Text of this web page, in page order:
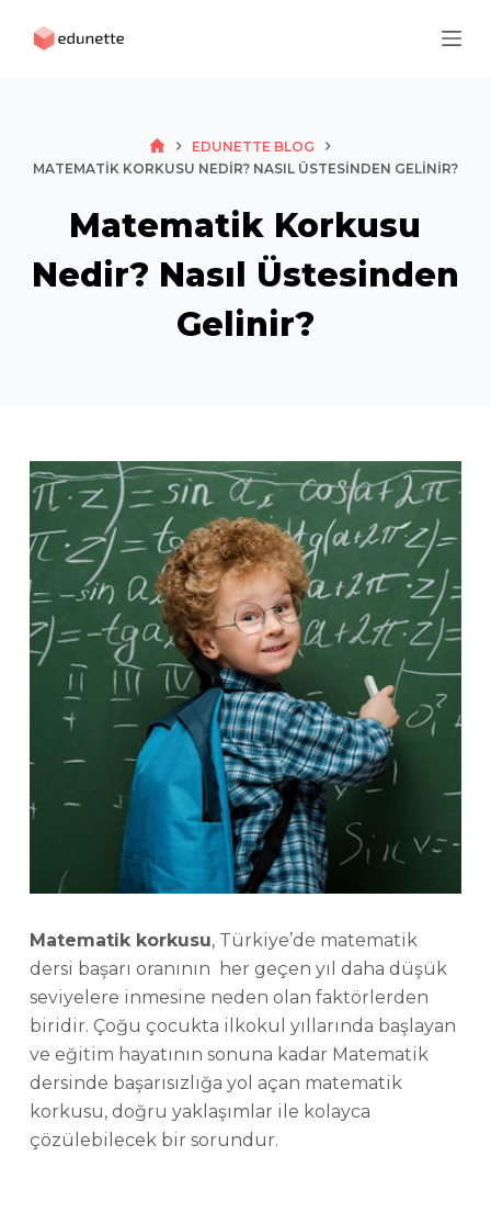
HOMEEDUNETTE BLOG
MATEMATIK KORKUSU NEDIR? NASIL ÜSTESINDEN GELINIR?
Matematik Korkusu
Nedir? Nasıl Üstesinden
Gelinir?
Matematik korkusu, Türkiye’de matematik
dersi başarı oranının her geçen yıl daha düşük
seviyelere inmesine neden olan faktörlerden
biridir. Çoğu çocukta ilkokul yıllarında başlayan
ve eğitim hayatının sonuna kadar Matematik
dersinde başarısızlığa yol açan matematik
korkusu, doğru yaklaşımlar ile kolayca
çözülebilecek bir sorundur.